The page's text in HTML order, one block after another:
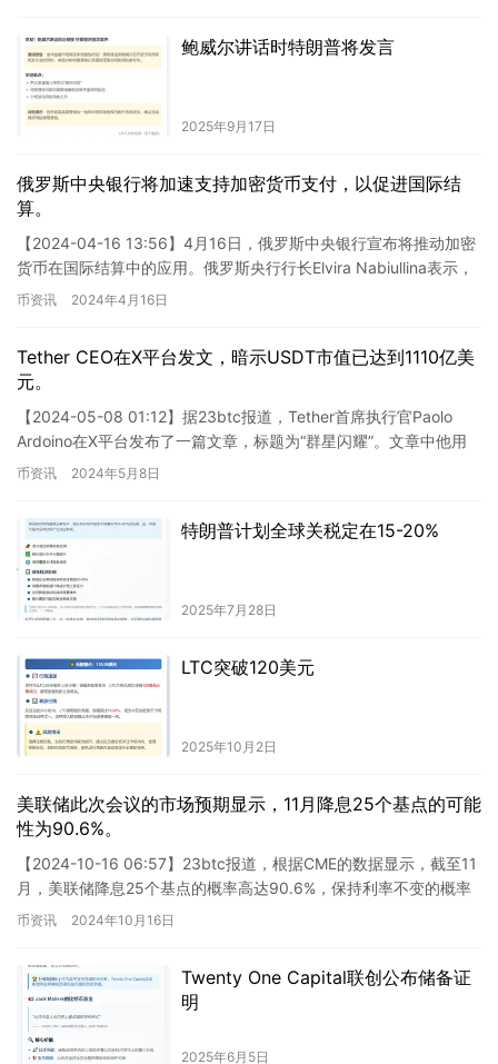
鲍威尔讲话时特朗普将发言
2025年9月17日
俄罗斯中央银行将加速支持加密货币支付，以促进国际结
算。
【2024-04-16 13:56】4月16日，俄罗斯中央银行宣布将推动加密
货币在国际结算中的应用。俄罗斯央行行长Elvira Nabiullina表示，
将全力支持加快制定支持加密…
币资讯 2024年4月16日
Tether CEO在X平台发文，暗示USDT市值已达到1110亿美
元。
【2024-05-08 01:12】据23btc报道，Tether首席执行官Paolo
Ardoino在X平台发布了一篇文章，标题为“群星闪耀”。文章中他用
数字111来表达了一种隐…
币资讯 2024年5月8日
特朗普计划全球关税定在15-20%
2025年7月28日
LTC突破120美元
2025年10月2日
美联储此次会议的市场预期显示，11月降息25个基点的可能
性为90.6%。
【2024-10-16 06:57】23btc报道，根据CME的数据显示，截至11
月，美联储降息25个基点的概率高达90.6%，保持利率不变的概率
为9.4%。而到12月，降息25个…
币资讯 2024年10月16日
Twenty One Capital联创公布储备证
明
2025年6月5日